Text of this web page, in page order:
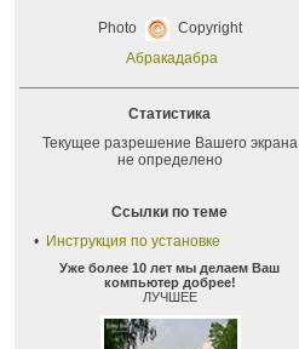
Photo
Copyright
Абракадабра
Статистика
Текущее разрешение Вашего экрана
не определено
Ссылки по теме
• Инструкция по установке
Уже более 10 лет мы делаем Ваш
компьютер добрее!
ЛУЧШЕЕ